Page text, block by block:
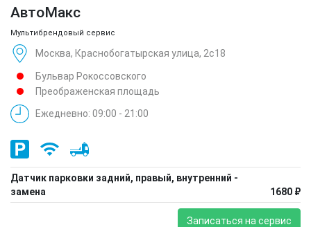
АвтоМакс
Мультибрендовый сервис
Москва, Краснобогатырская улица, 2с18
Бульвар Рокоссовского
Преображенская площадь
Ежедневно: 09:00 - 21:00
Датчик парковки задний, правый, внутренний -
замена
1680 ₽
Записаться на сервис